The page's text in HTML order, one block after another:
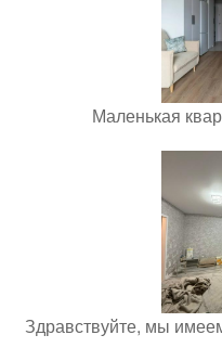
Маленькая
Здравствуйте, мы